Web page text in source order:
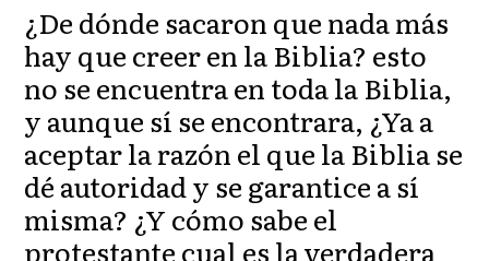
¿De dónde sacaron que nada más
hay que creer en la Biblia? esto
no se encuentra en toda la Biblia,
y aunque sí se encontrara, ¿Ya a
aceptar la razón el que la Biblia se
dé autoridad y se garantice a sí
misma? ¿Y cómo sabe el
protestante cual es la verdadera